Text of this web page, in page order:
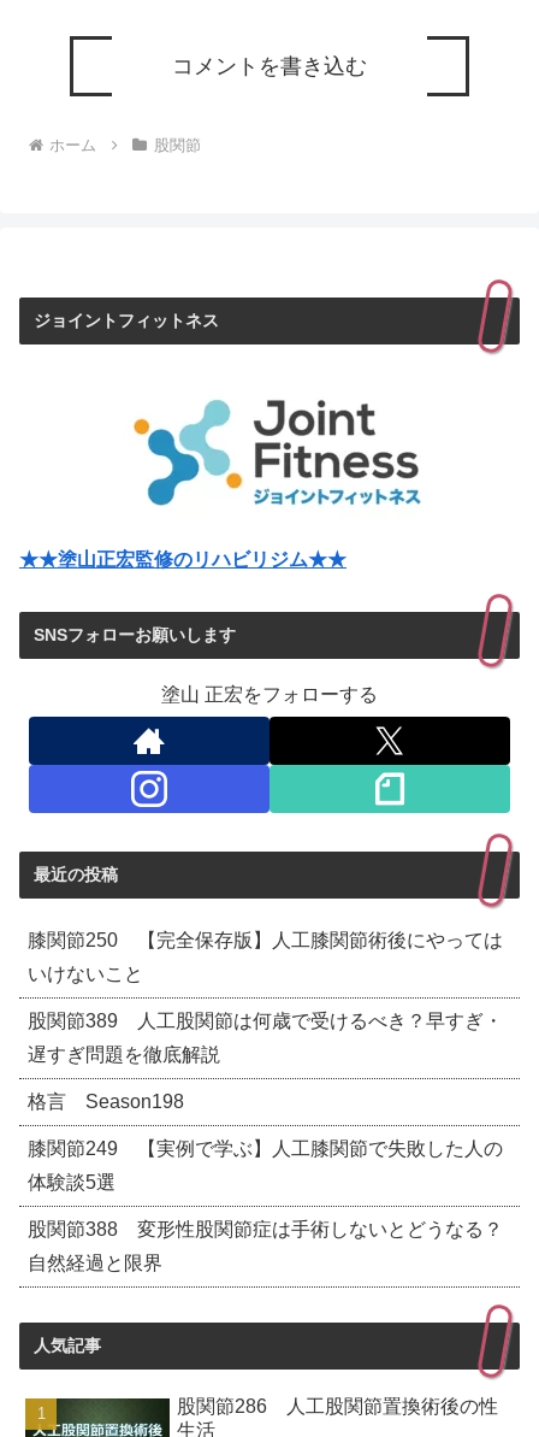
コメントを書き込む
ホーム 股関節
ジョイントフィットネス
★★塗山正宏監修のリハビリジム★★
SNSフォローお願いします
塗山 正宏をフォローする
最近の投稿
膝関節250 【完全保存版】人工膝関節術後にやっては
いけないこと
股関節389 人工股関節は何歳で受けるべき？早すぎ・
遅すぎ問題を徹底解説
格言 Season198
膝関節249 【実例で学ぶ】人工膝関節で失敗した人の
体験談5選
股関節388 変形性股関節症は手術しないとどうなる？
自然経過と限界
人気記事
股関節286 人工股関節置換術後の性
生活